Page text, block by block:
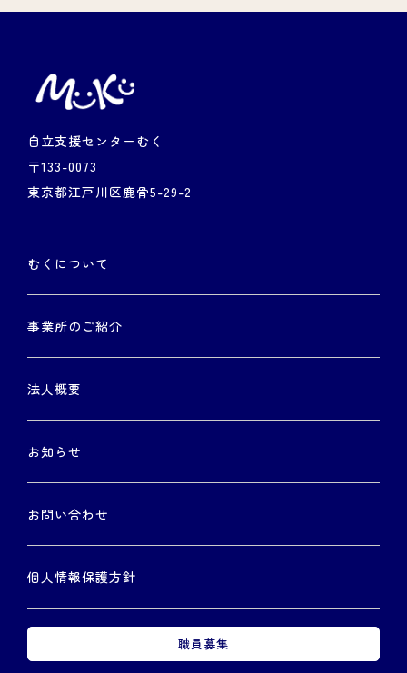
自立支援センターむく
〒133-0073
東京都江戸川区鹿骨5-29-2
むくについて
事業所のご紹介
法人概要
お知らせ
お問い合わせ
個人情報保護方針
職員募集